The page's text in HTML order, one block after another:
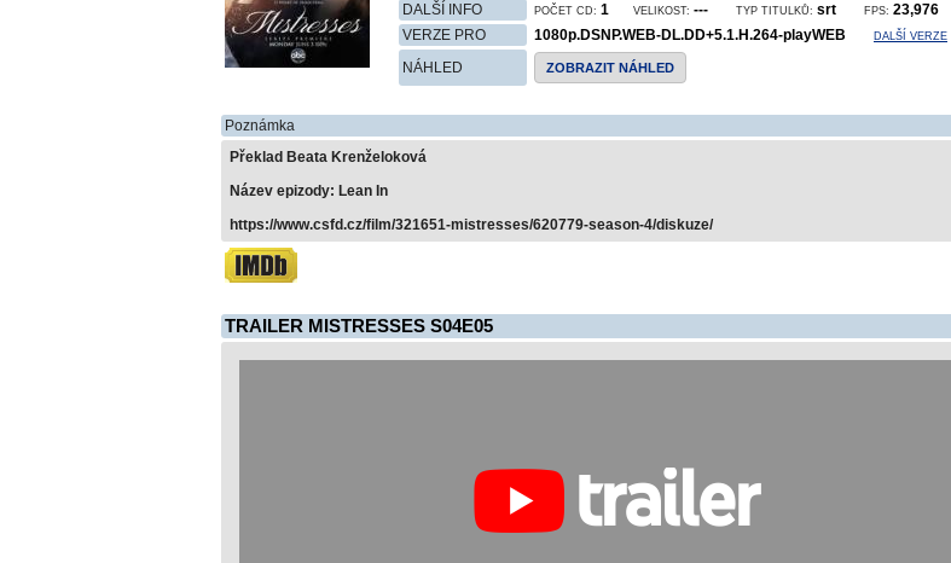
DALŠÍ INFO
POČET CD: 1 VELIKOST: --- TYP TITULKŮ: srt FPS: 23,976
VERZE PRO
1080p.DSNP.WEB-DL.DD+5.1.H.264-playWEB DALŠÍ VERZE
NÁHLED ZOBRAZIT NÁHLED
Poznámka
Překlad Beata Krenželoková
Název epizody: Lean In
https://www.csfd.cz/film/321651-mistresses/620779-season-4/diskuze/
TRAILER MISTRESSES S04E05